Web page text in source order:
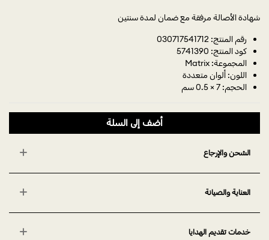
شهادة الأصالة مرفقة مع ضمان لمدة سنتين
رقم المنتج: 030717541712
كود المنتج: 5741390
المجموعة: Matrix
اللون: ألوان متعددة
الحجم: 7 × 0.5 سم
أضف إلى السلة
الشحن والإرجاع
العناية والصيانة
خدمات تقديم الهدايا